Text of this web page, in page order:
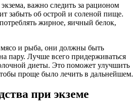
важно следить за рационом
забыть об острой и соленой пище.
жирное, яичный белок,
и рыба, они должны быть
пару. Лучше всего придерживаться
диеты. Это поможет улучшить
проще было лечить в дальнейшем.
при экземе